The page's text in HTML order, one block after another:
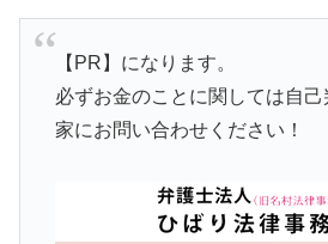
【PR】になります。
必ずお金のことに関しては自
家にお問い合わせください！